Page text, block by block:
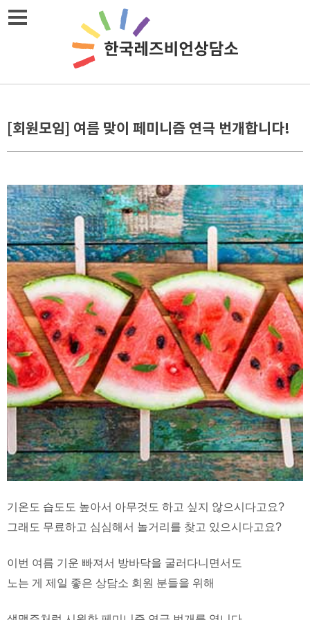
Skip
[회원모임] 여름 맞이 페미니즘 연극 번개합니다!
기온도 습도도 높아서 아무것도 하고 싶지 않으시다고요?
그래도 무료하고 심심해서 놀거리를 찾고 있으시다고요?
이번 여름 기운 빠져서 방바닥을 굴러다니면서도
노는 게 제일 좋은 상담소 회원 분들을 위해